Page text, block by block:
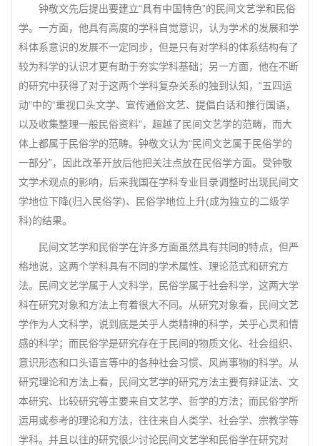
钟敬文先后提出要建立“具有中国特色”的民间文艺学和民俗
学。一方面，他具有高度的学科自觉意识，认为学术的发展和学
科体系意识的发展不一定同步，但是只有对学科的体系结构有了
较为科学的认识才更有助于夯实学科基础；另一方面，他在不断
的研究中获得了对于这两个学科复杂关系的独到认知，“五四运
动”中的“重视口头文学、宣传通俗文艺、提倡白话和推行国语，
以及收集整理一般民俗资料”，超越了民间文艺学的范畴，而大
体上都属于民俗学的范畴。钟敬文认为“民间文艺属于民俗学的
一部分”，因此改革开放后他把关注点放在民俗学方面。受钟敬
文学术观点的影响，后来我国在学科专业目录调整时出现民间文
学地位下降(归入民俗学)、民俗学地位上升(成为独立的二级学
科)的结果。
民间文艺学和民俗学在许多方面虽然具有共同的特点，但严
格地说，这两个学科具有不同的学术属性、理论范式和研究方
法。民间文艺学属于人文科学，民俗学属于社会科学，这两大学
科在研究对象和方法上有着很大不同。从研究对象看，民间文艺
学作为人文科学，说到底是关乎人类精神的科学，关乎心灵和情
感的科学；而民俗学是研究存在于民间的物质文化、社会组织、
意识形态和口头语言等中的各种社会习惯、风尚事物的科学。从
研究理论和方法上看，民间文艺学的研究方法主要有辩证法、文
本研究、比较研究等主要来自文艺学、哲学的方法；而民俗学所
运用或参考的理论和方法，往往来自人类学、社会学、宗教学等
学科。并且以往的研究很少讨论民间文艺学和民俗学在研究对